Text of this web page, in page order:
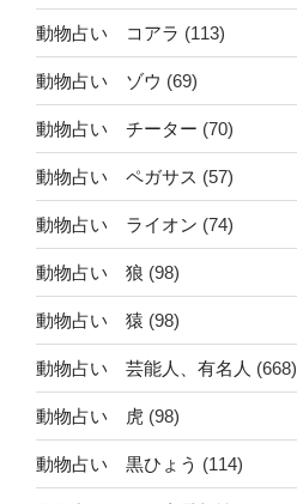
動物占い コアラ (113)
動物占い ゾウ (69)
動物占い チーター (70)
動物占い ペガサス (57)
動物占い ライオン (74)
動物占い 狼 (98)
動物占い 猿 (98)
動物占い 芸能人、有名人 (668)
動物占い 虎 (98)
動物占い 黒ひょう (114)